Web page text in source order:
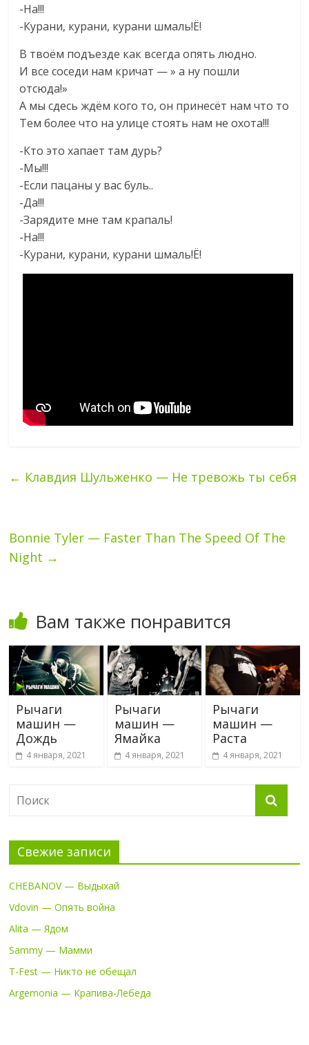
-На!!!
-Курани, курани, курани шмаль!Ё!
В твоём подъезде как всегда опять людно.
И все соседи нам кричат — » а ну пошли
отсюда!»
А мы сдесь ждём кого то, он принесёт нам что то
Тем более что на улице стоять нам не охота!!!
-Кто это хапает там дурь?
-Мы!!!
-Если пацаны у вас буль..
-Да!!!
-Зарядите мне там крапаль!
-На!!!
-Курани, курани, курани шмаль!Ё!
← Клавдия Шульженко — Не тревожь ты себя
Bonnie Tyler — Faster Than The Speed Of The
Night →
Вам также понравится
Рычаги
машин —
Дождь
4 января, 2021
Рычаги
машин —
Ямайка
4 января, 2021
Рычаги
машин —
Раста
4 января, 2021
Свежие записи
CHEBANOV — Выдыхай
Vdovin — Опять война
Alita — Ядом
Sammy — Мамми
T-Fest — Никто не обещал
Argemonia — Крапива-Лебеда